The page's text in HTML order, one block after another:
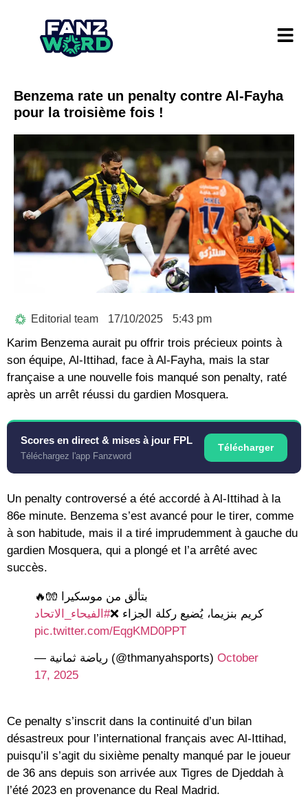
Benzema rate un penalty contre Al-Fayha
pour la troisième fois !
Editorial team 17/10/2025 5:43 pm
Karim Benzema aurait pu offrir trois précieux points à
son équipe, Al-Ittihad, face à Al-Fayha, mais la star
française a une nouvelle fois manqué son penalty, raté
après un arrêt réussi du gardien Mosquera.
Scores en direct & mises à jour FPL
Téléchargez l'app Fanzword
Télécharger
Un penalty controversé a été accordé à Al-Ittihad à la
86e minute. Benzema s’est avancé pour le tirer, comme
à son habitude, mais il a tiré imprudemment à gauche du
gardien Mosquera, qui a plongé et l’a arrêté avec
succès.
بتألق من موسكيرا 🧤🔥
كريم بنزيما، يُضيع ركلة الجزاء ❌#الفيحاء_الاتحاد
pic.twitter.com/EqgKMD0PPT
— رياضة ثمانية (@thmanyahsports) October
17, 2025
Ce penalty s’inscrit dans la continuité d’un bilan
désastreux pour l’international français avec Al-Ittihad,
puisqu’il s’agit du sixième penalty manqué par le joueur
de 36 ans depuis son arrivée aux Tigres de Djeddah à
l’été 2023 en provenance du Real Madrid.